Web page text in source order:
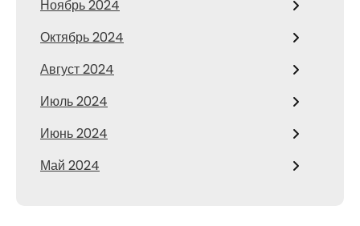
Ноябрь 2024
Октябрь 2024
Август 2024
Июль 2024
Июнь 2024
Май 2024